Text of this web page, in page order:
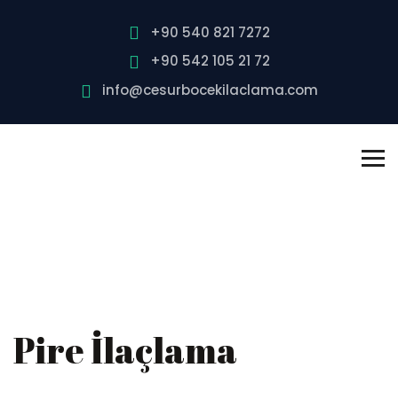
+90 540 821 7272
+90 542 105 21 72
info@cesurbocekilaclama.com
Pire İlaçlama